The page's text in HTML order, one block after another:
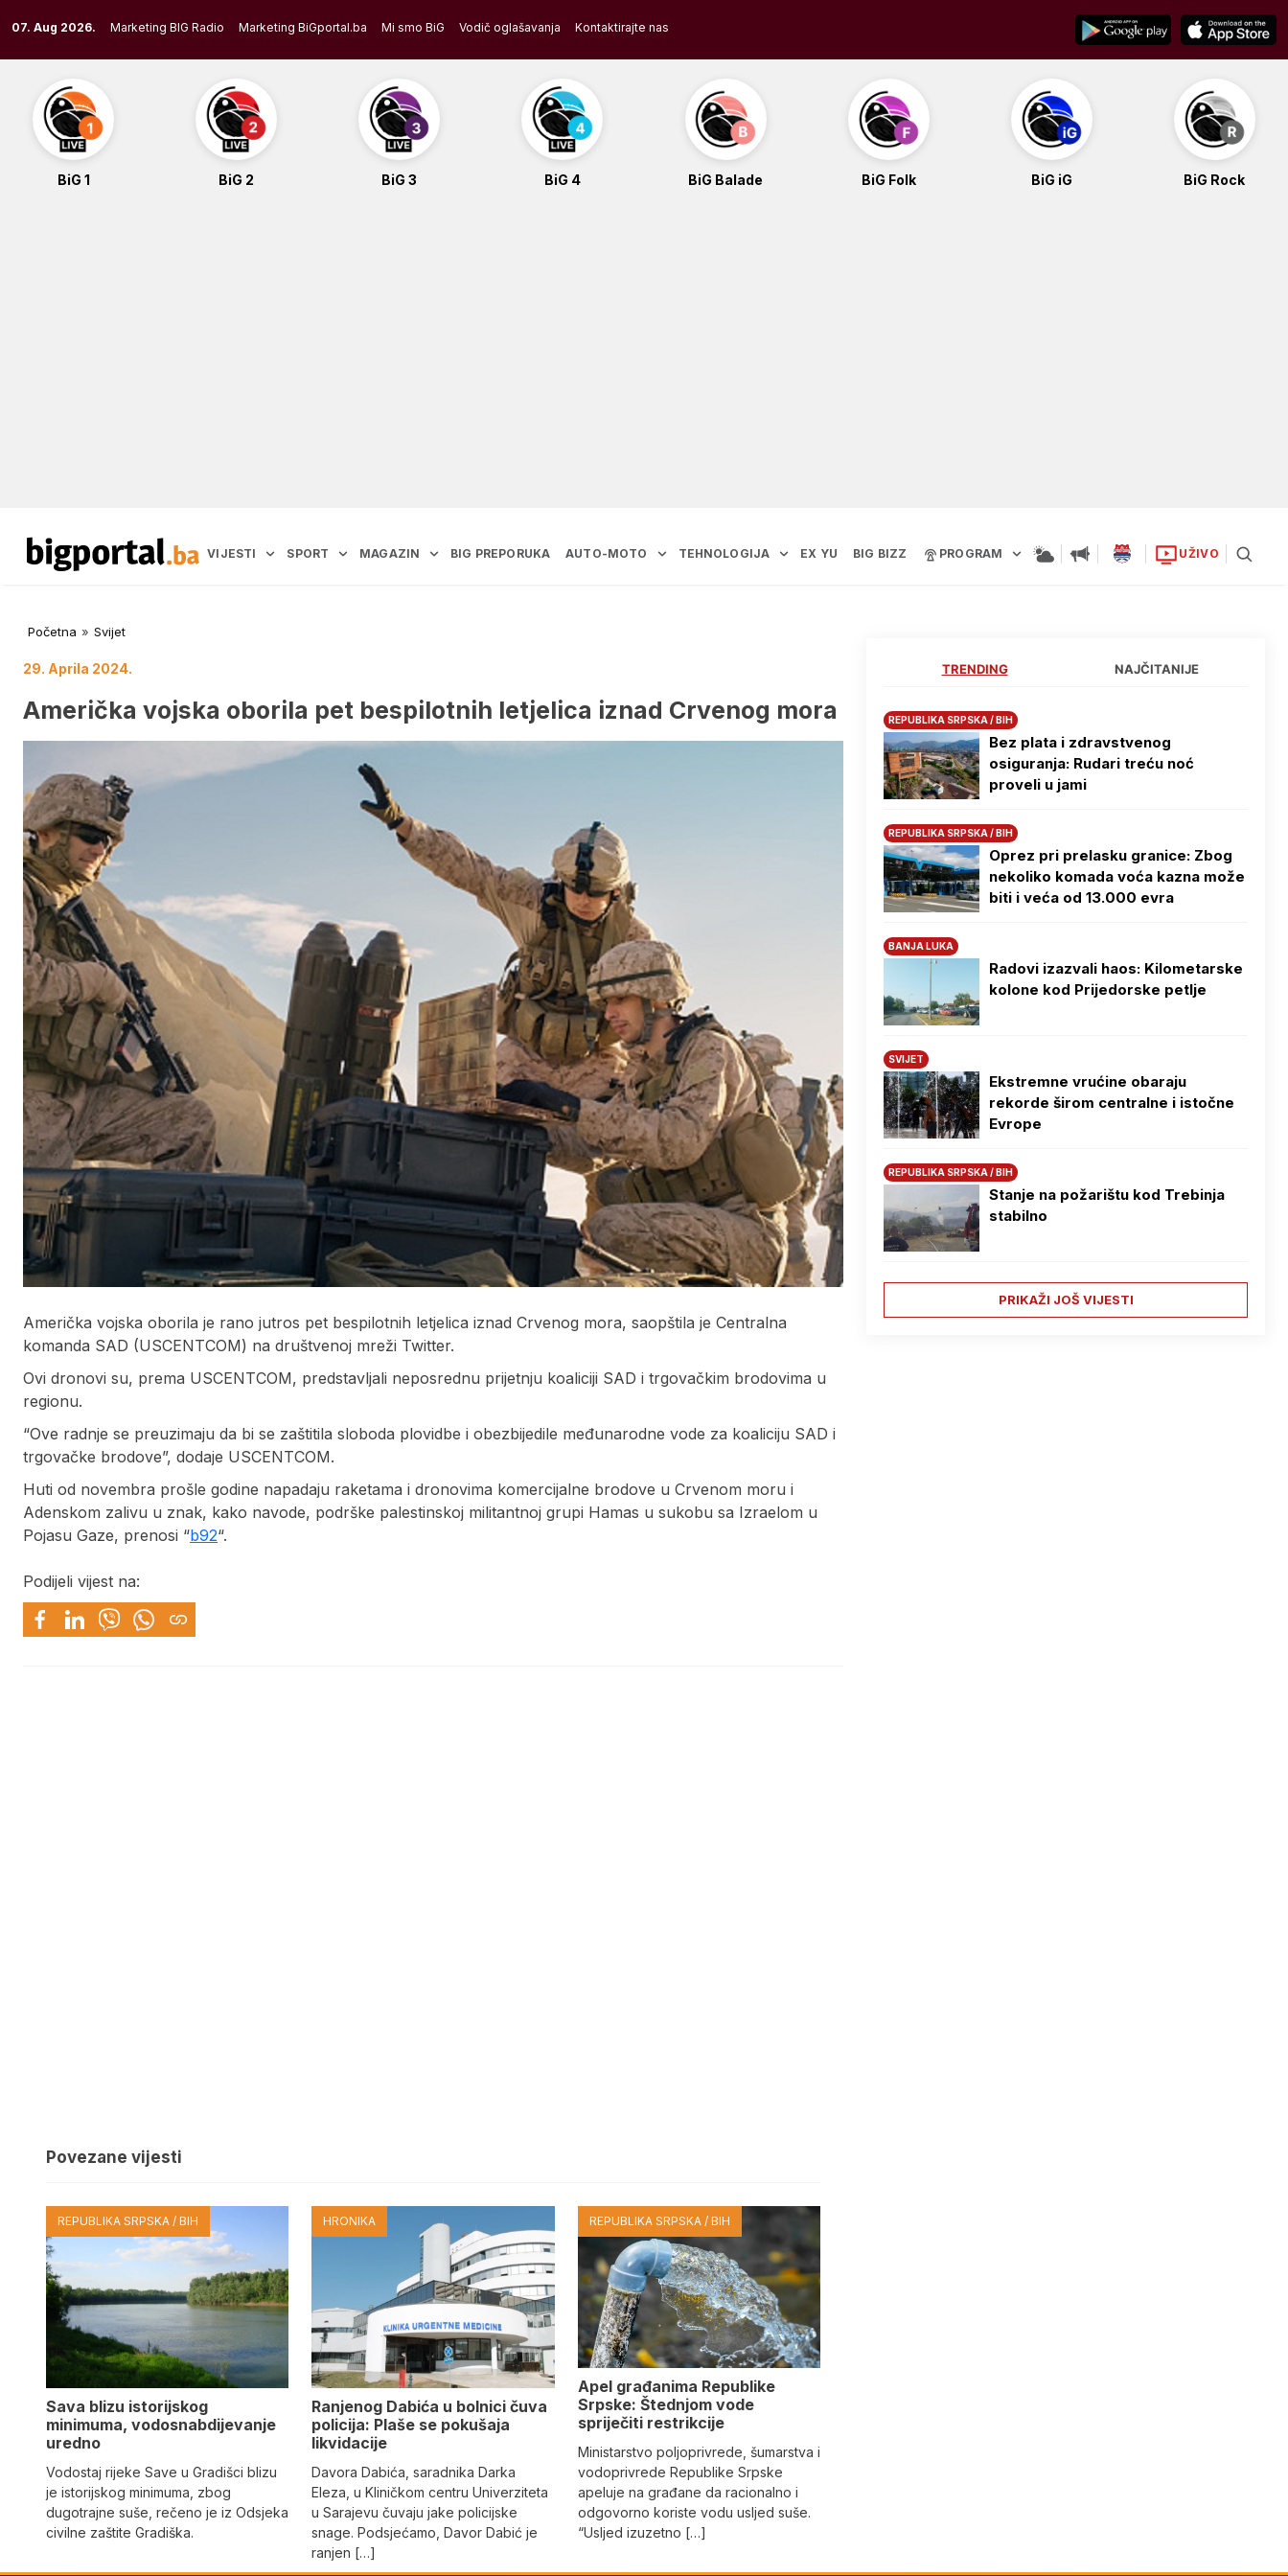
to
content
07. Aug 2026. Marketing BIG Radio Marketing BiGportal.ba Mi smo BiG Vodič oglašavanja Kontaktirajte nas
BiG 1 BiG 2 BiG 3 BiG 4 BiG Balade BiG Folk BiG iG BiG Rock
VIJESTI SPORT MAGAZIN BIG PREPORUKA AUTO-MOTO TEHNOLOGIJA EX YU BIG BIZZ PROGRAM UŽIVO
Početna » Svijet
29. Aprila 2024.
Američka vojska oborila pet bespilotnih letjelica iznad Crvenog mora
Američka vojska oborila je rano jutros pet bespilotnih letjelica iznad Crvenog mora, saopštila je Centralna
komanda SAD (USCENTCOM) na društvenoj mreži Twitter.
Ovi dronovi su, prema USCENTCOM, predstavljali neposrednu prijetnju koaliciji SAD i trgovačkim brodovima u
regionu.
“Ove radnje se preuzimaju da bi se zaštitila sloboda plovidbe i obezbijedile međunarodne vode za koaliciju SAD i
trgovačke brodove”, dodaje USCENTCOM.
Huti od novembra prošle godine napadaju raketama i dronovima komercijalne brodove u Crvenom moru i
Adenskom zalivu u znak, kako navode, podrške palestinskoj militantnoj grupi Hamas u sukobu sa Izraelom u
Pojasu Gaze, prenosi “b92“.
Podijeli vijest na:
Povezane vijesti
REPUBLIKA SRPSKA / BIH
Sava blizu istorijskog
minimuma, vodosnabdijevanje
uredno
Vodostaj rijeke Save u Gradišci blizu
je istorijskog minimuma, zbog
dugotrajne suše, rečeno je iz Odsjeka
civilne zaštite Gradiška.
HRONIKA
Ranjenog Dabića u bolnici čuva
policija: Plaše se pokušaja
likvidacije
Davora Dabića, saradnika Darka
Eleza, u Kliničkom centru Univerziteta
u Sarajevu čuvaju jake policijske
snage. Podsjećamo, Davor Dabić je
ranjen […]
REPUBLIKA SRPSKA / BIH
Apel građanima Republike
Srpske: Štednjom vode
spriječiti restrikcije
Ministarstvo poljoprivrede, šumarstva i
vodoprivrede Republike Srpske
apeluje na građane da racionalno i
odgovorno koriste vodu usljed suše.
“Usljed izuzetno […]
TRENDING NAJČITANIJE
REPUBLIKA SRPSKA / BIH
Bez plata i zdravstvenog
osiguranja: Rudari treću noć
proveli u jami
REPUBLIKA SRPSKA / BIH
Oprez pri prelasku granice: Zbog
nekoliko komada voća kazna može
biti i veća od 13.000 evra
BANJA LUKA
Radovi izazvali haos: Kilometarske
kolone kod Prijedorske petlje
SVIJET
Ekstremne vrućine obaraju
rekorde širom centralne i istočne
Evrope
REPUBLIKA SRPSKA / BIH
Stanje na požarištu kod Trebinja
stabilno
PRIKAŽI JOŠ VIJESTI